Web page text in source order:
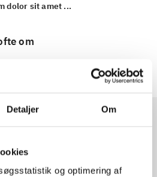
Detaljer Om
og optimering af
dolor sit amet ...
om
emner